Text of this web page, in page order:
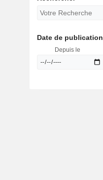
Date de publication
Depuis le